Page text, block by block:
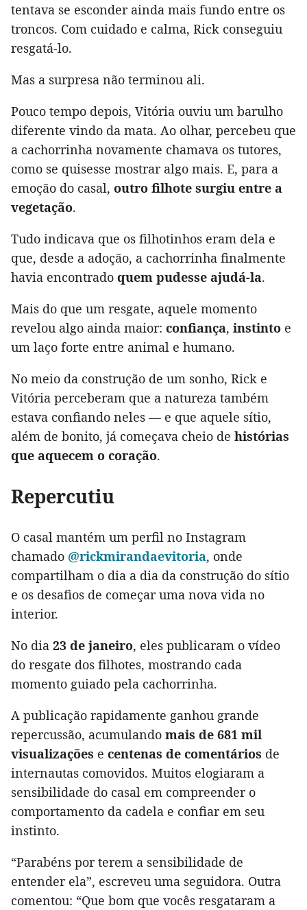
tentava se esconder ainda mais fundo entre os
troncos. Com cuidado e calma, Rick conseguiu
resgatá-lo.
Mas a surpresa não terminou ali.
Pouco tempo depois, Vitória ouviu um barulho
diferente vindo da mata. Ao olhar, percebeu que
a cachorrinha novamente chamava os tutores,
como se quisesse mostrar algo mais. E, para a
emoção do casal, outro filhote surgiu entre a
vegetação.
Tudo indicava que os filhotinhos eram dela e
que, desde a adoção, a cachorrinha finalmente
havia encontrado quem pudesse ajudá-la.
Mais do que um resgate, aquele momento
revelou algo ainda maior: confiança, instinto e
um laço forte entre animal e humano.
No meio da construção de um sonho, Rick e
Vitória perceberam que a natureza também
estava confiando neles — e que aquele sítio,
além de bonito, já começava cheio de histórias
que aquecem o coração.
Repercutiu
O casal mantém um perfil no Instagram
chamado @rickmirandaevitoria, onde
compartilham o dia a dia da construção do sítio
e os desafios de começar uma nova vida no
interior.
No dia 23 de janeiro, eles publicaram o vídeo
do resgate dos filhotes, mostrando cada
momento guiado pela cachorrinha.
A publicação rapidamente ganhou grande
repercussão, acumulando mais de 681 mil
visualizações e centenas de comentários de
internautas comovidos. Muitos elogiaram a
sensibilidade do casal em compreender o
comportamento da cadela e confiar em seu
instinto.
“Parabéns por terem a sensibilidade de
entender ela”, escreveu uma seguidora. Outra
comentou: “Que bom que vocês resgataram a